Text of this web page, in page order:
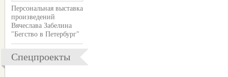
Персональная выставка
произведений
Вячеслава Забелина
"Бегство в Петербург"
Спецпроекты